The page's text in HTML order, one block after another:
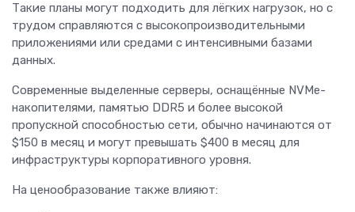
Такие планы могут подходить для лёгких нагрузок, но с
трудом справляются с высокопроизводительными
приложениями или средами с интенсивными базами
данных.
Современные выделенные серверы, оснащённые NVMe-
накопителями, памятью DDR5 и более высокой
пропускной способностью сети, обычно начинаются от
$150 в месяц и могут превышать $400 в месяц для
инфраструктуры корпоративного уровня.
На ценообразование также влияют: